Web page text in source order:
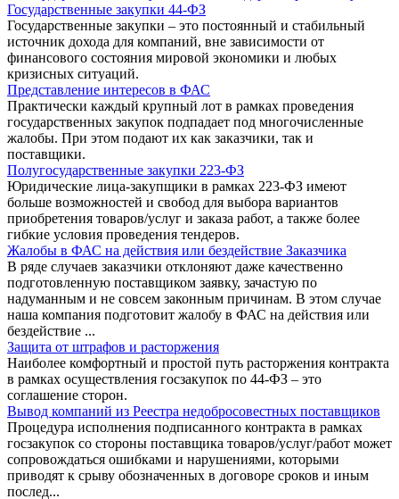
Государственные закупки 44-ФЗ
Государственные закупки – это постоянный и стабильный
источник дохода для компаний, вне зависимости от
финансового состояния мировой экономики и любых
кризисных ситуаций.
Представление интересов в ФАС
Практически каждый крупный лот в рамках проведения
государственных закупок подпадает под многочисленные
жалобы. При этом подают их как заказчики, так и
поставщики.
Полугосударственные закупки 223-ФЗ
Юридические лица-закупщики в рамках 223-ФЗ имеют
больше возможностей и свобод для выбора вариантов
приобретения товаров/услуг и заказа работ, а также более
гибкие условия проведения тендеров.
Жалобы в ФАС на действия или бездействие Заказчика
В ряде случаев заказчики отклоняют даже качественно
подготовленную поставщиком заявку, зачастую по
надуманным и не совсем законным причинам. В этом случае
наша компания подготовит жалобу в ФАС на действия или
бездействие ...
Защита от штрафов и расторжения
Наиболее комфортный и простой путь расторжения контракта
в рамках осуществления госзакупок по 44-ФЗ – это
соглашение сторон.
Вывод компаний из Реестра недобросовестных поставщиков
Процедура исполнения подписанного контракта в рамках
госзакупок со стороны поставщика товаров/услуг/работ может
сопровождаться ошибками и нарушениями, которыми
приводят к срыву обозначенных в договоре сроков и иным
послед...